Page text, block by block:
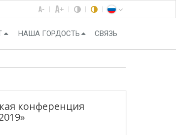
НАША ГОРДОСТЬ СВЯЗЬ
конференция